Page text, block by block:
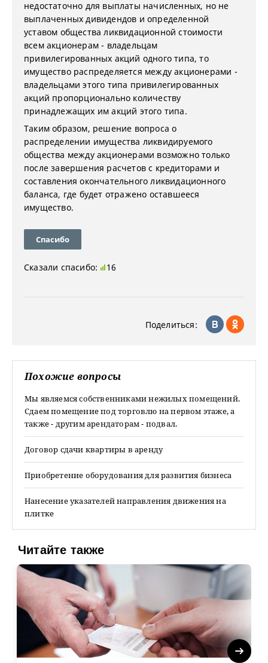
недостаточно для выплаты начисленных, но не
выплаченных дивидендов и определенной
уставом общества ликвидационной стоимости
всем акционерам - владельцам
привилегированных акций одного типа, то
имущество распределяется между акционерами -
владельцами этого типа привилегированных
акций пропорционально количеству
принадлежащих им акций этого типа.
Таким образом, решение вопроса о
распределении имущества ликвидируемого
общества между акционерами возможно только
после завершения расчетов с кредиторами и
составления окончательного ликвидационного
баланса, где будет отражено оставшееся
имущество.
Спасибо
Сказали спасибо: 16
Поделиться:
Похожие вопросы
Мы являемся собственниками нежилых помещений.
Сдаем помещение под торговлю на первом этаже, а
также - другим арендаторам - подвал.
Договор сдачи квартиры в аренду
Приобретение оборудования для развития бизнеса
Нанесение указателей направления движения на
плитке
Читайте также
Next